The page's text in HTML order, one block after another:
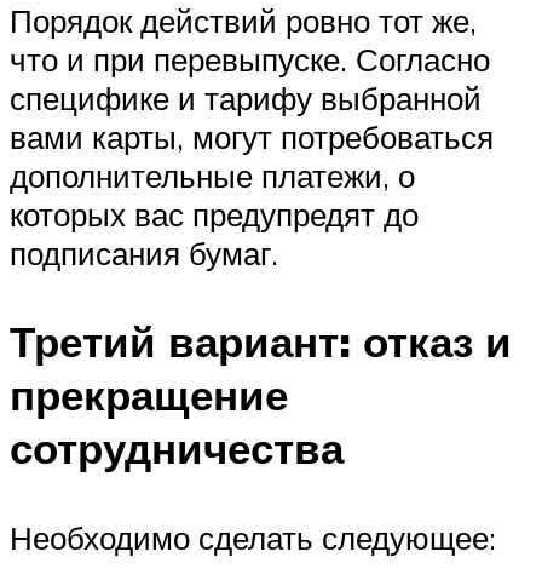
Порядок действий ровно тот же,
что и при перевыпуске. Согласно
специфике и тарифу выбранной
вами карты, могут потребоваться
дополнительные платежи, о
которых вас предупредят до
подписания бумаг.
Третий вариант: отказ и
прекращение
сотрудничества
Необходимо сделать следующее: